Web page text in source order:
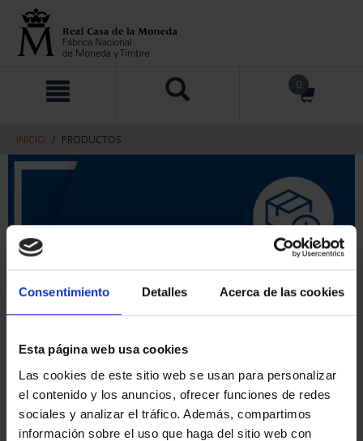
Consentimiento Detalles Acerca de las cookies
Esta página web usa cookies
Las cookies de este sitio web se usan para personalizar
el contenido y los anuncios, ofrecer funciones de redes
sociales y analizar el tráfico. Además, compartimos
información sobre el uso que haga del sitio web con
contenido
navegacin
0
INICIO PRODUCTOS
ORDENAR POR: